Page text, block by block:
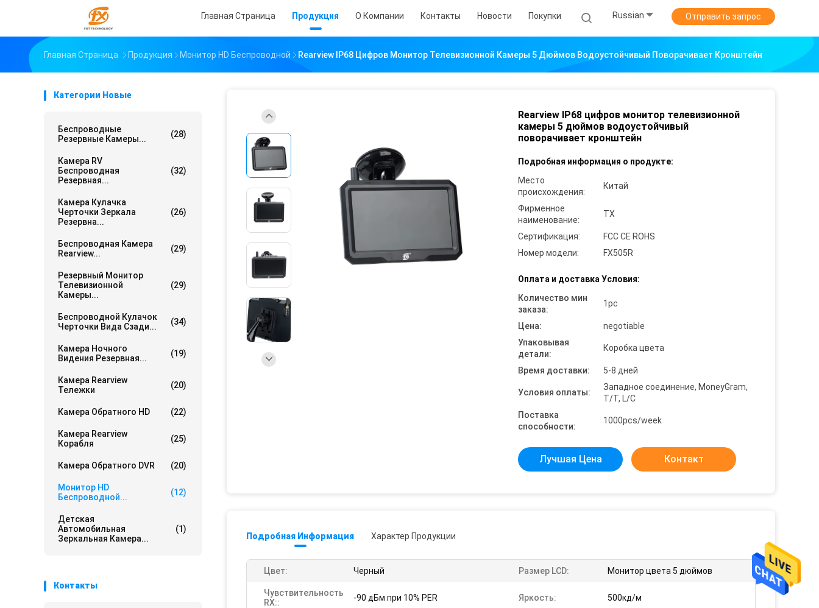
Главная Страница Продукция О Компании Контакты Новости Покупки Russian Отправить запрос
Главная Страница Продукция Монитор HD Беспроводной Rearview IP68 Цифров Монитор Телевизионной Камеры 5 Дюймов Водоустойчивый Поворачивает Кронштейн
Категории Новые
Беспроводные
Резервные Камеры...
(28)
Камера RV
Беспроводная
Резервная...
(32)
Камера Кулачка
Черточки Зеркала
Резервна...
(26)
Беспроводная Камера
Rearview...
(29)
Резервный Монитор
Телевизионной
Камеры...
(29)
Беспроводной Кулачок
Черточки Вида Сзади...
(34)
Камера Ночного
Видения Резервная...
(19)
Камера Rearview
Тележки
(20)
Камера Обратного HD (22)
Камера Rearview
Корабля
(25)
Камера Обратного DVR (20)
Монитор HD
Беспроводной...
(12)
Детская
Автомобильная
Зеркальная Камера...
(1)
Контакты
Rearview IP68 цифров монитор телевизионной
камеры 5 дюймов водоустойчивый
поворачивает кронштейн
Подробная информация о продукте:
Место
происхождения:
Китай
Фирменное
наименование:
TX
Сертификация:
FCC CE ROHS
Номер модели:
FX505R
Оплата и доставка Условия:
Количество мин
заказа:
1pc
Цена:
negotiable
Упаковывая
детали:
Коробка цвета
Время доставки: 5-8 дней
Условия оплаты:
Западное соединение, MoneyGram,
T/T, L/C
Поставка
способности:
1000pcs/week
Лучшая Цена Контакт
Подробная Информация Характер Продукции
Цвет: Черный Размер LCD: Монитор цвета 5 дюймов
Чувствительность
RX::
-90 дБм при 10% PER Яркость: 500кд/м